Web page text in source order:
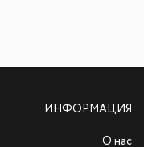
ИНФОРМАЦИЯ
О нас